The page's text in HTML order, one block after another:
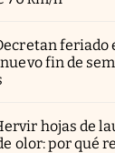
feriado
fin de
hojas de
olor: por qué